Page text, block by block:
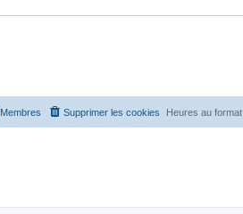
Heures au format
Supprimer les cookies
Membres